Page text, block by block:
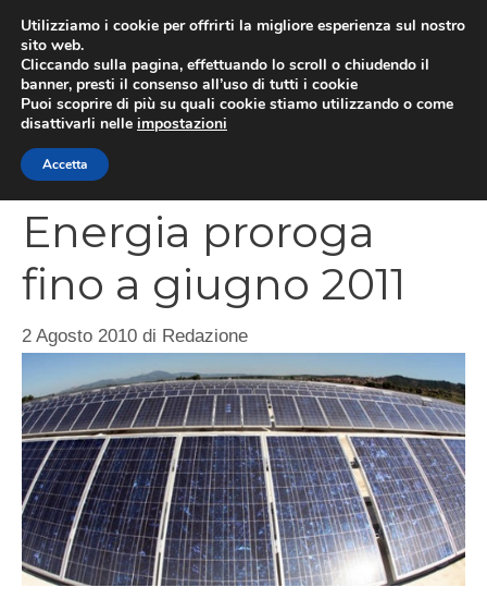
contenuto
Incentivi Conto
Energia proroga
fino a giugno 2011
2 Agosto 2010 di Redazione
Utilizziamo i cookie per offrirti la migliore esperienza sul nostro
sito web.
Cliccando sulla pagina, effettuando lo scroll o chiudendo il
banner, presti il consenso all’uso di tutti i cookie
Puoi scoprire di più su quali cookie stiamo utilizzando o come
disattivarli nelle impostazioni
Accetta